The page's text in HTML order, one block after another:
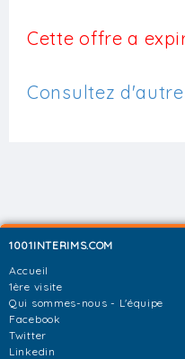
Cette offre a
Consultez
1001INTERIMS.COM
Accueil
1ère visite
Qui sommes-nous - L'équipe
Facebook
Twitter
Linkedin